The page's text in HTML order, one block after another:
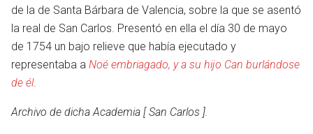
de la de Santa Bárbara de Valencia, sobre la que se asentó
la real de San Carlos. Presentó en ella el día 30 de mayo
de 1754 un bajo relieve que había ejecutado y
representaba a Noé embriagado, y a su hijo Can burlándose
de él.
Archivo de dicha Academia [ San Carlos ].